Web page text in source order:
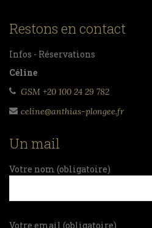
Restons en contact
Infos - Réservations
Céline
GSM +20 100 24 29 782
celine@anthias-plongee.fr
Un mail
Votre nom (obligatoire)
Votre email (obligatoire)